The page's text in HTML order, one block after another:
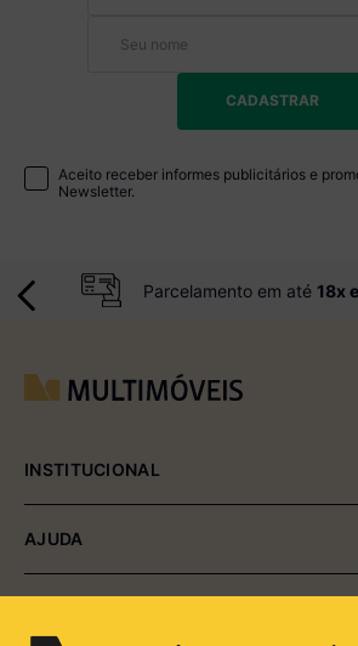
CADASTRAR
Aceito receber informes publicitários e
Newsletter.
Parcelamento em até 18x
INSTITUCIONAL
Política de Entrega e Devolução
AJUDA
Meus Pedidos
Fale Conosco